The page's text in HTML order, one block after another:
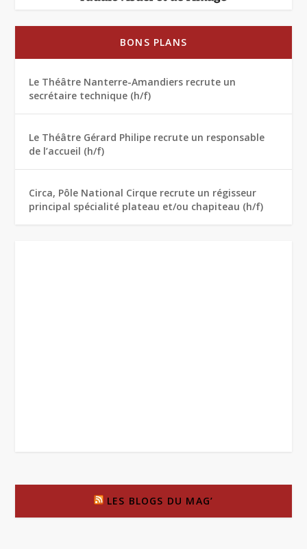
BONS PLANS
Le Théâtre Nanterre-Amandiers recrute un
secrétaire technique (h/f)
Le Théâtre Gérard Philipe recrute un responsable
de l’accueil (h/f)
Circa, Pôle National Cirque recrute un régisseur
principal spécialité plateau et/ou chapiteau (h/f)
LES BLOGS DU MAG’